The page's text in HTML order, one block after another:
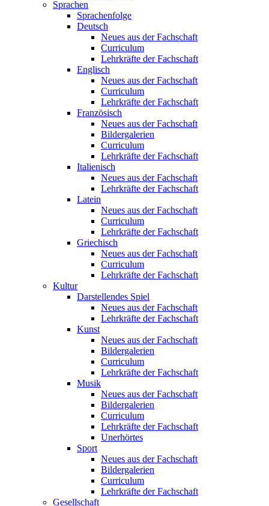
Sprachen
Sprachenfolge
Deutsch
Neues aus der Fachschaft
Curriculum
Lehrkräfte der Fachschaft
Englisch
Neues aus der Fachschaft
Curriculum
Lehrkräfte der Fachschaft
Französisch
Neues aus der Fachschaft
Bildergalerien
Curriculum
Lehrkräfte der Fachschaft
Italienisch
Neues aus der Fachschaft
Lehrkräfte der Fachschaft
Latein
Neues aus der Fachschaft
Curriculum
Lehrkräfte der Fachschaft
Griechisch
Neues aus der Fachschaft
Curriculum
Lehrkräfte der Fachschaft
Kultur
Darstellendes Spiel
Neues aus der Fachschaft
Lehrkräfte der Fachschaft
Kunst
Neues aus der Fachschaft
Bildergalerien
Curriculum
Lehrkräfte der Fachschaft
Musik
Neues aus der Fachschaft
Bildergalerien
Curriculum
Lehrkräfte der Fachschaft
Unerhörtes
Sport
Neues aus der Fachschaft
Bildergalerien
Curriculum
Lehrkräfte der Fachschaft
Gesellschaft